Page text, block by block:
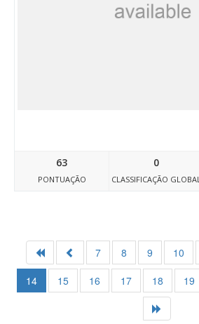
63
PONTUAÇÃO
0
CLASSIFICAÇÃO GLOBAL
7 8 9 10
14
15 16 17 18 19